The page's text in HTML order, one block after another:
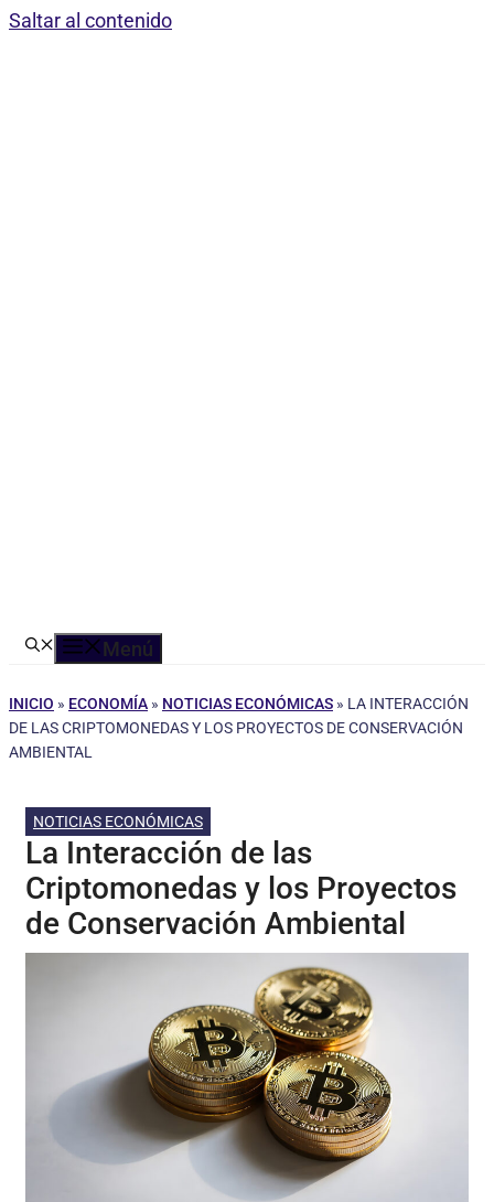
Saltar al contenido
Menú
INICIO » ECONOMÍA » NOTICIAS ECONÓMICAS » LA INTERACCIÓN
DE LAS CRIPTOMONEDAS Y LOS PROYECTOS DE CONSERVACIÓN
AMBIENTAL
NOTICIAS ECONÓMICAS
La Interacción de las
Criptomonedas y los Proyectos
de Conservación Ambiental